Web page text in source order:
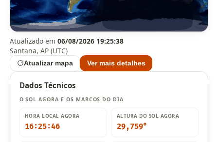
Atualizado em06/08/2026 19:25:38
Santana, AP (UTC)
Atualizar mapa Ver mais detalhes
Dados Técnicos
O SOL AGORA E OS MARCOS DO DIA
HORA LOCAL AGORA
16:25:47
ALTURA DO SOL AGORA
29,755°